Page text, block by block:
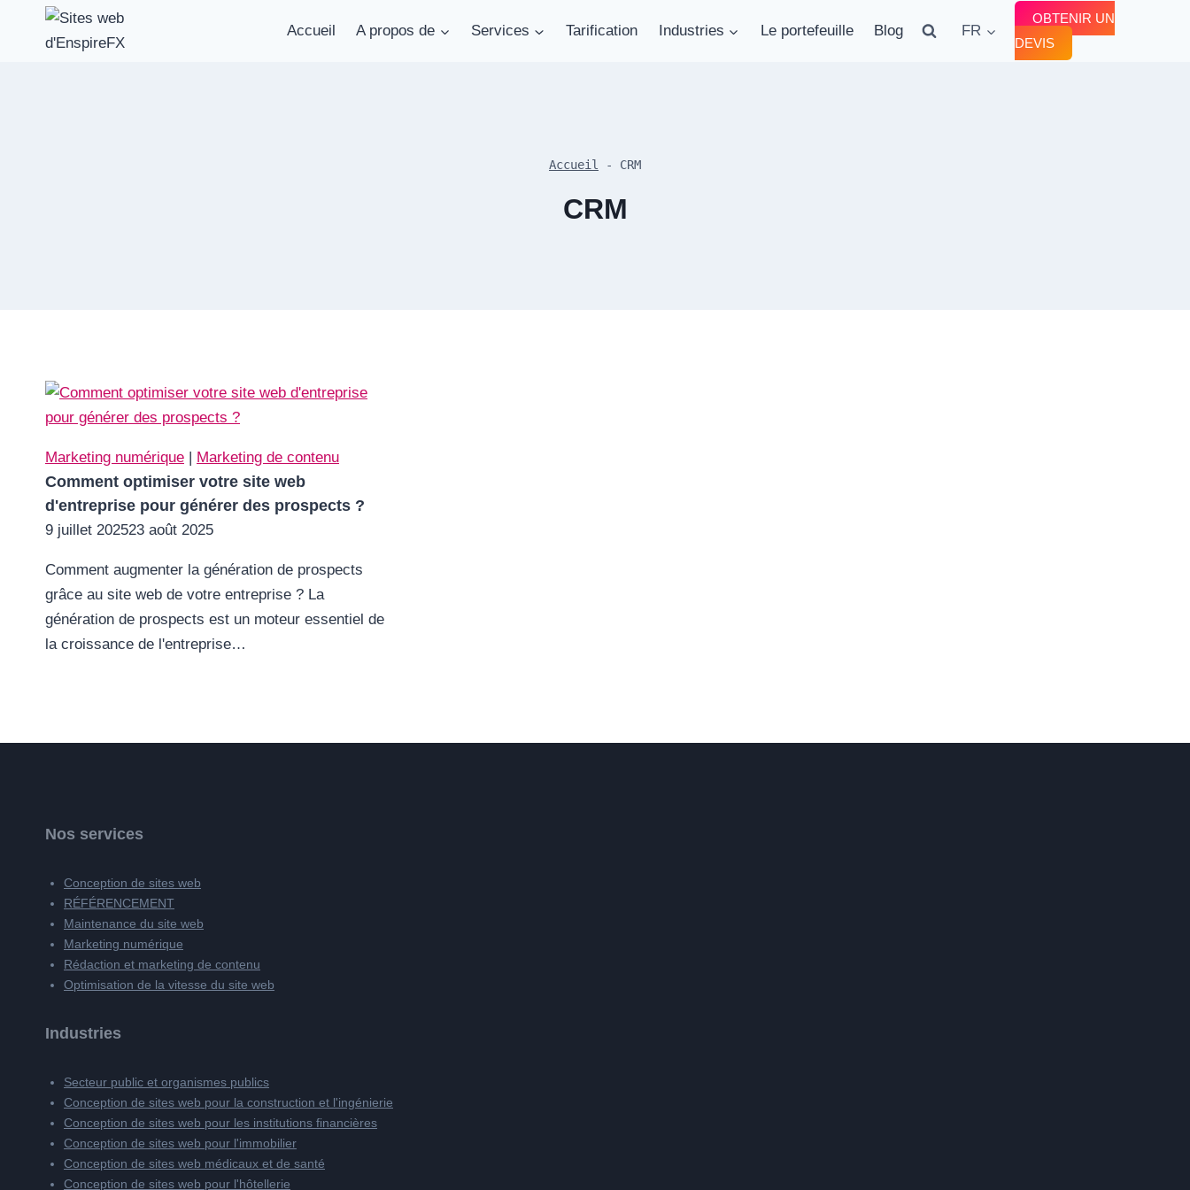
Accueil A propos de Services Tarification Industries Le portefeuille Blog FR
OBTENIR UN
DEVIS
Accueil - CRM
CRM
Marketing numérique | Marketing de contenu
Comment optimiser votre site web
d'entreprise pour générer des prospects ?
9 juillet 202523 août 2025
Comment augmenter la génération de prospects
grâce au site web de votre entreprise ? La
génération de prospects est un moteur essentiel de
la croissance de l'entreprise…
Nos services
Conception de sites web
RÉFÉRENCEMENT
Maintenance du site web
Marketing numérique
Rédaction et marketing de contenu
Optimisation de la vitesse du site web
Industries
Secteur public et organismes publics
Conception de sites web pour la construction et l'ingénierie
Conception de sites web pour les institutions financières
Conception de sites web pour l'immobilier
Conception de sites web médicaux et de santé
Conception de sites web pour l'hôtellerie